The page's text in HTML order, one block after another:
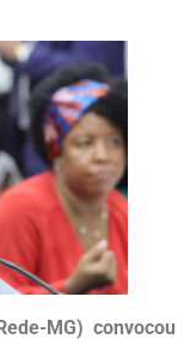
MG) convocou